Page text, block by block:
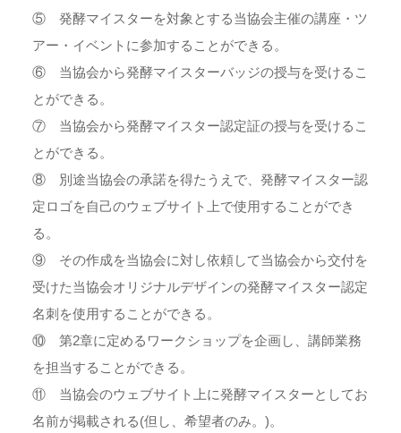
⑤ 発酵マイスターを対象とする当協会主催の講座・ツ
アー・イベントに参加することができる。
⑥ 当協会から発酵マイスターバッジの授与を受けるこ
とができる。
⑦ 当協会から発酵マイスター認定証の授与を受けるこ
とができる。
⑧ 別途当協会の承諾を得たうえで、発酵マイスター認
定ロゴを自己のウェブサイト上で使用することができ
る。
⑨ その作成を当協会に対し依頼して当協会から交付を
受けた当協会オリジナルデザインの発酵マイスター認定
名刺を使用することができる。
⑩ 第2章に定めるワークショップを企画し、講師業務
を担当することができる。
⑪ 当協会のウェブサイト上に発酵マイスターとしてお
名前が掲載される(但し、希望者のみ。)。